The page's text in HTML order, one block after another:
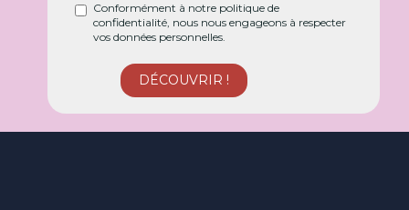
Conformément à notre politique de
confidentialité, nous nous engageons à respecter
vos données personnelles.